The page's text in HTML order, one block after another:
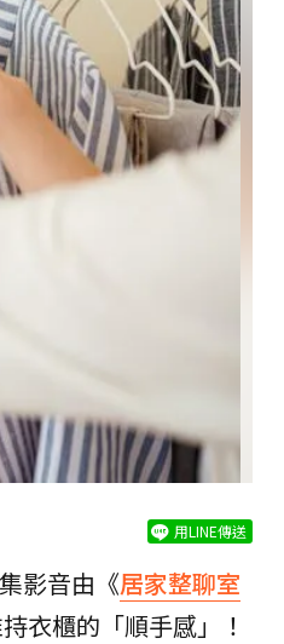
用LINE傳送
影音由《居家整聊室
衣櫃的「順手感」！